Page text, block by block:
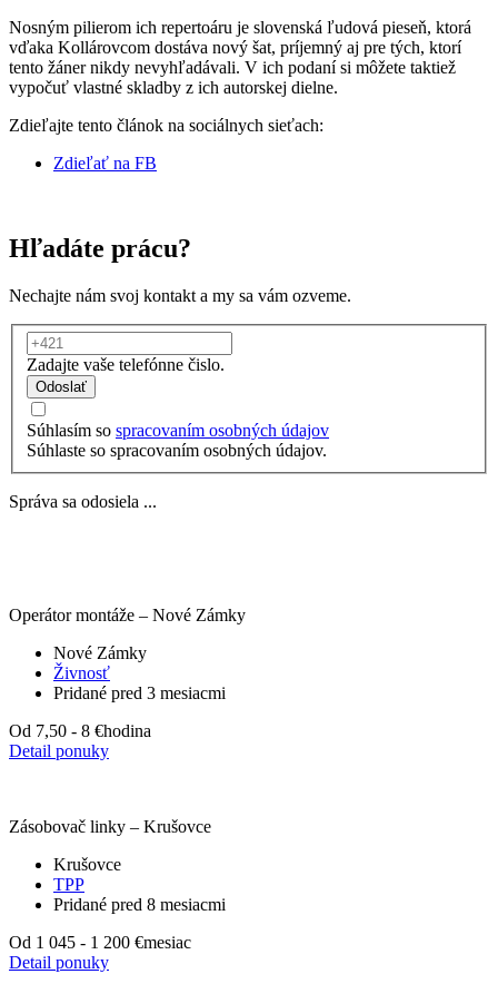
Nosným pilierom ich repertoáru je slovenská ľudová pieseň, ktorá
vďaka Kollárovcom dostáva nový šat, príjemný aj pre tých, ktorí
tento žáner nikdy nevyhľadávali. V ich podaní si môžete taktiež
vypočuť vlastné skladby z ich autorskej dielne.
Zdieľajte tento článok na sociálnych sieťach:
Zdieľať na FB
Hľadáte prácu?
Nechajte nám svoj kontakt a my sa vám ozveme.
Zadajte vaše telefónne čislo.
Odoslať
Súhlasím so spracovaním osobných údajov
Súhlaste so spracovaním osobných údajov.
Správa sa odosiela ...
Operátor montáže – Nové Zámky
Nové Zámky
Živnosť
Pridané pred 3 mesiacmi
Od 7,50 - 8 €hodina
Detail ponuky
Zásobovač linky – Krušovce
Krušovce
TPP
Pridané pred 8 mesiacmi
Od 1 045 - 1 200 €mesiac
Detail ponuky